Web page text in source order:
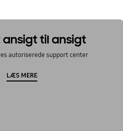
ansigt til ansigt
autoriserede support center
LÆS MERE